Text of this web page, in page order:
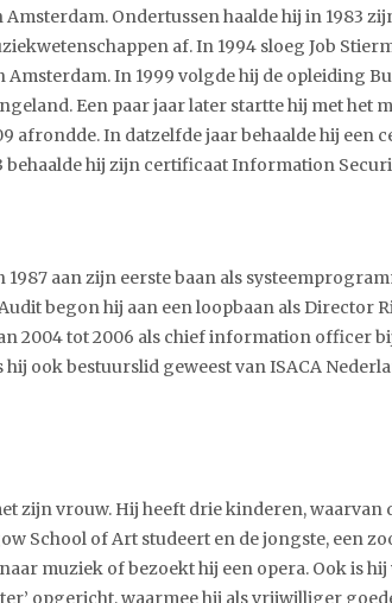
Ondertussen haalde hij in 1983
af. In 1994 sloeg Job
In 1999 volgde hij de opleiding
Een paar jaar later startte hij met het
afrondde. In datzelfde jaar behaalde hij een
hij zijn certificaat Information
aan zijn eerste baan als
begon hij aan een loopbaan als Director
2004 tot 2006 als chief information officer
ook bestuurslid geweest van ISACA
zijn vrouw. Hij heeft drie kinderen, waarvan
School of Art studeert en de jongste, een
muziek of bezoekt hij een opera. Ook is hij
opgericht, waarmee hij als vrijwilliger